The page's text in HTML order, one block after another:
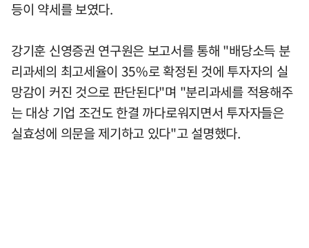
등이 약세를 보였다.
강기훈 신영증권 연구원은 보고서를 통해 "배당소득 분
리과세의 최고세율이 35%로 확정된 것에 투자자의 실
망감이 커진 것으로 판단된다"며 "분리과세를 적용해주
는 대상 기업 조건도 한결 까다로워지면서 투자자들은
실효성에 의문을 제기하고 있다"고 설명했다.